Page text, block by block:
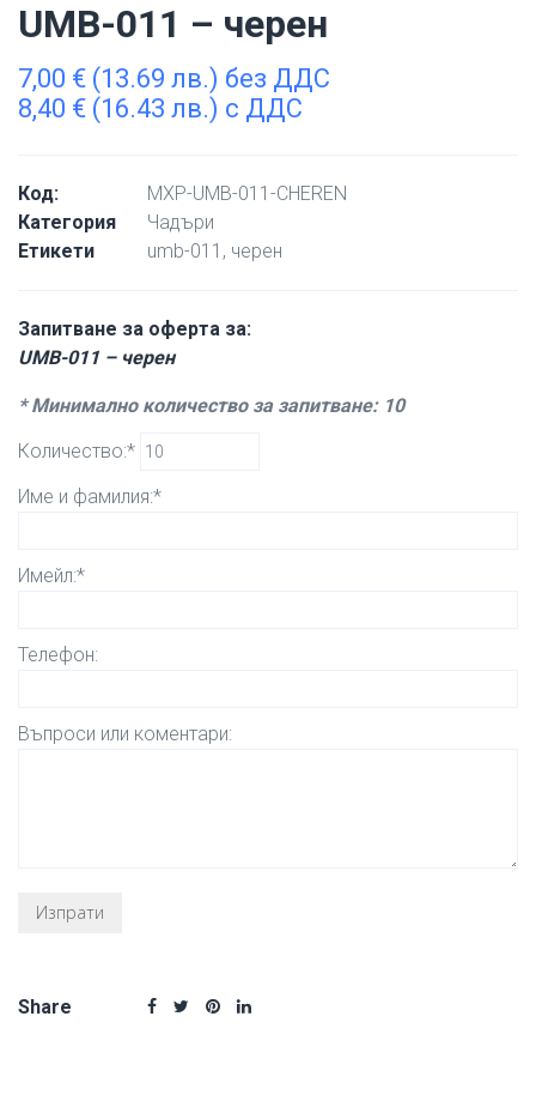
UMB-011 – черен
7,00 € (13.69 лв.) без ДДС
8,40 € (16.43 лв.) с ДДС
Код:
MXP-UMB-011-CHEREN
Категория
Чадъри
Етикети
umb-011 , черен
Запитване за оферта за:
UMB-011 – черен
* Минимално количество за запитване: 10
Количество:*
Име и фамилия:*
Имейл:*
Телефон:
Въпроси или коментари:
Share